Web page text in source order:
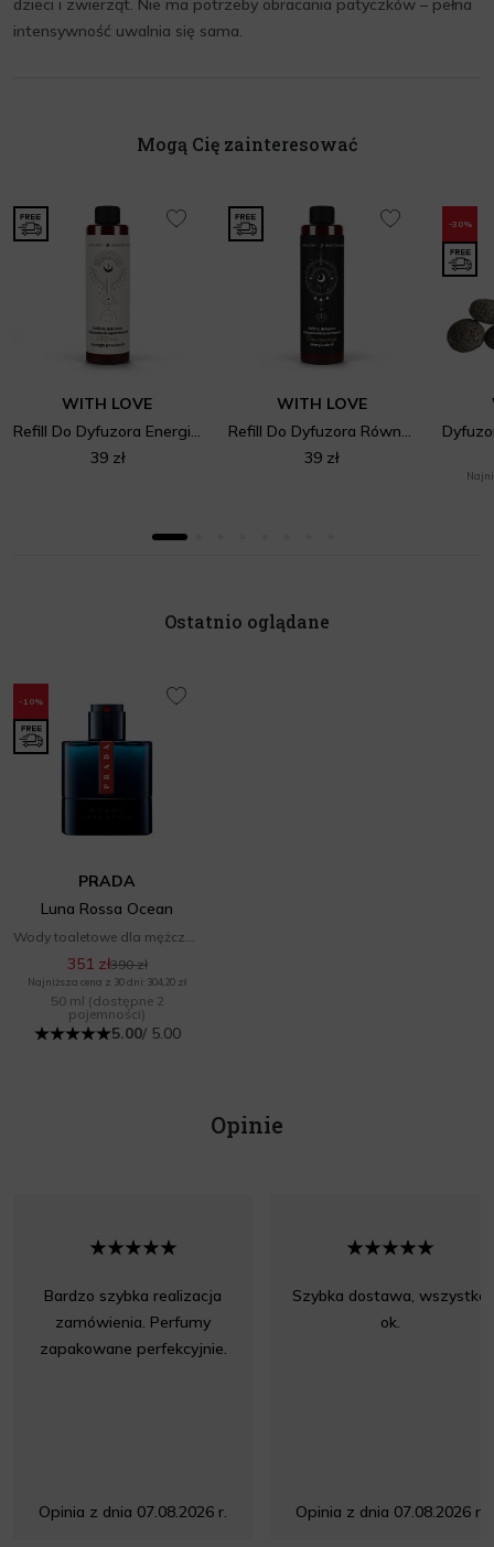
dzieci i zwierząt. Nie ma potrzeby obracania patyczków – pełna
intensywność uwalnia się sama.
Mogą Cię zainteresować
WITH LOVE
Refill Do Dyfuzora Energia Powietrza
39 zł
WITH LOVE
Refill Do Dyfuzora Równowaga Energia Ziemi
39 zł
-30%
Ostatnio oglądane
-10%
PRADA
Luna Rossa Ocean
351 zł390 zł
Najniższa cena z 30 dni: 304,20 zł
50 ml (dostępne 2
pojemności)
5.00/ 5.00
Opinie
Bardzo szybka realizacja
zamówienia. Perfumy
zapakowane perfekcyjnie.
Opinia z dnia 07.08.2026 r.
Szybka dostawa, wszystko
ok.
Opinia z dnia 07.08.2026 r.